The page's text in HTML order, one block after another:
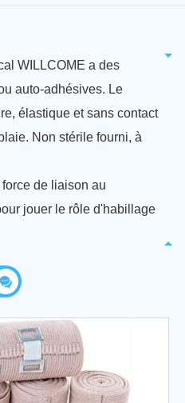
WILLCOME a des
auto-adhésives. Le
élastique et sans contact
Non stérile fourni, à
force de liaison au
jouer le rôle d'habillage